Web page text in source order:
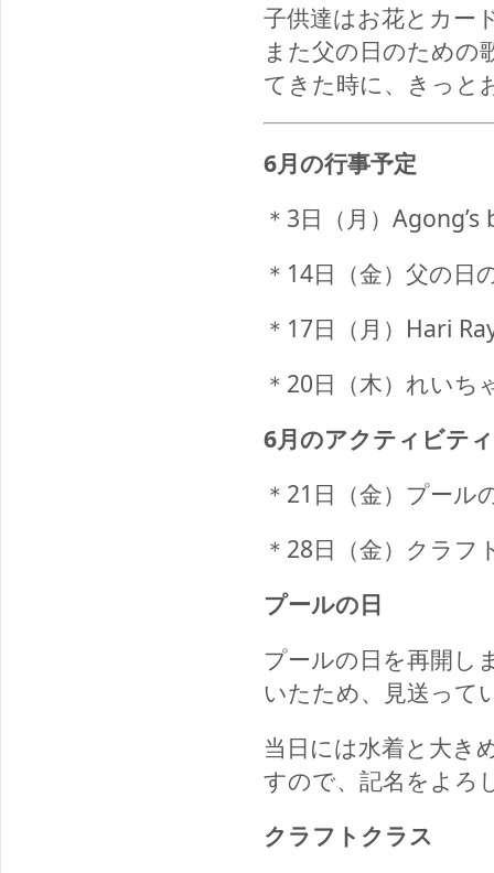
子供達はお花とカー
また父の日のための
てきた時に、きっと
6月の行事予定
＊3日（月）
＊14日（金）父の日
＊17日（月）Hari
＊20日（木）れい
6月のアクティビテ
＊21日（金）プール
＊28日（金）クラフ
プールの日
プールの日を再開し
いたため、見送って
当日には水着と大き
すので、記名をよろ
クラフトクラス